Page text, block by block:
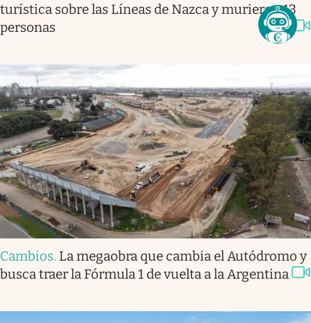
turística sobre las Líneas de Nazca y murieron 13
personas
Cambios. La megaobra que cambia el Autódromo y
busca traer la Fórmula 1 de vuelta a la Argentina